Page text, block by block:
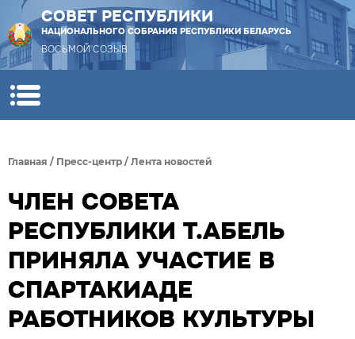
СОВЕТ РЕСПУБЛИКИ
НАЦИОНАЛЬНОГО СОБРАНИЯ РЕСПУБЛИКИ БЕЛАРУСЬ
ВОСЬМОЙ СОЗЫВ
Главная / Пресс-центр / Лента новостей
ЧЛЕН СОВЕТА
РЕСПУБЛИКИ Т.АБЕЛЬ
ПРИНЯЛА УЧАСТИЕ В
СПАРТАКИАДЕ
РАБОТНИКОВ КУЛЬТУРЫ